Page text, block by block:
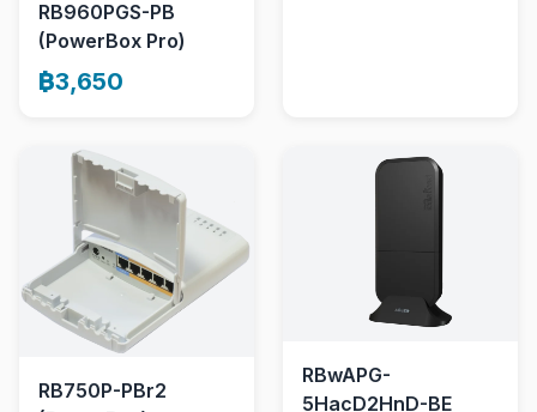
RB960PGS-PB
(PowerBox Pro)
฿3,650
RB750P-PBr2
RBwAPG-
5HacD2HnD-BE